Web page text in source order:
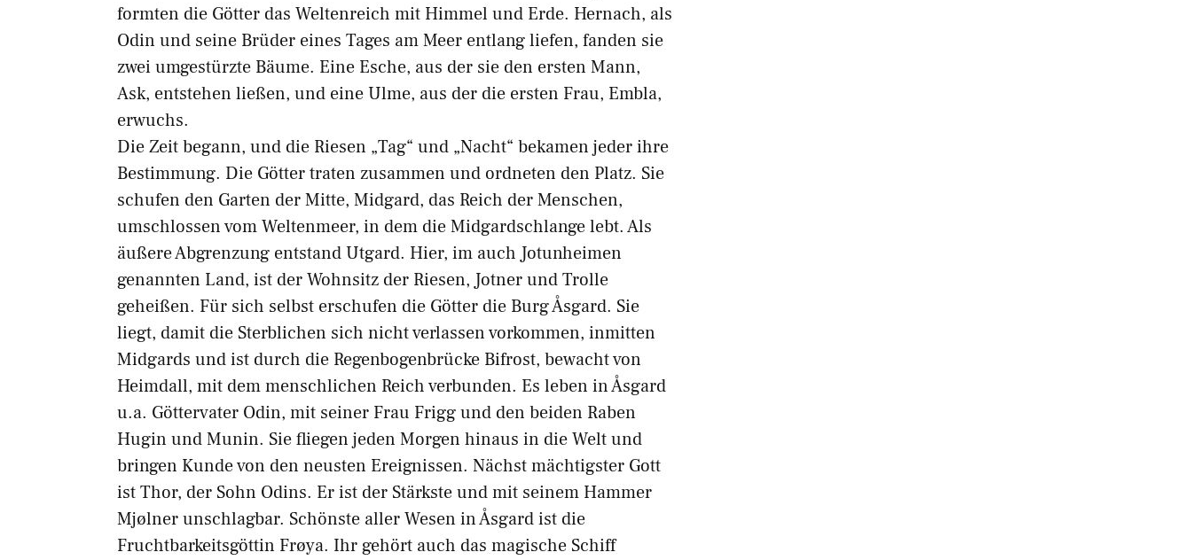
formten die Götter das Weltenreich mit Himmel und Erde. Hernach, als
Odin und seine Brüder eines Tages am Meer entlang liefen, fanden sie
zwei umgestürzte Bäume. Eine Esche, aus der sie den ersten Mann,
Ask, entstehen ließen, und eine Ulme, aus der die ersten Frau, Embla,
erwuchs.
Die Zeit begann, und die Riesen „Tag“ und „Nacht“ bekamen jeder ihre
Bestimmung. Die Götter traten zusammen und ordneten den Platz. Sie
schufen den Garten der Mitte, Midgard, das Reich der Menschen,
umschlossen vom Weltenmeer, in dem die Midgardschlange lebt. Als
äußere Abgrenzung entstand Utgard. Hier, im auch Jotunheimen
genannten Land, ist der Wohnsitz der Riesen, Jotner und Trolle
geheißen. Für sich selbst erschufen die Götter die Burg Åsgard. Sie
liegt, damit die Sterblichen sich nicht verlassen vorkommen, inmitten
Midgards und ist durch die Regenbogenbrücke Bifrost, bewacht von
Heimdall, mit dem menschlichen Reich verbunden. Es leben in Åsgard
u.a. Göttervater Odin, mit seiner Frau Frigg und den beiden Raben
Hugin und Munin. Sie fliegen jeden Morgen hinaus in die Welt und
bringen Kunde von den neusten Ereignissen. Nächst mächtigster Gott
ist Thor, der Sohn Odins. Er ist der Stärkste und mit seinem Hammer
Mjølner unschlagbar. Schönste aller Wesen in Åsgard ist die
Fruchtbarkeitsgöttin Frøya. Ihr gehört auch das magische Schiff